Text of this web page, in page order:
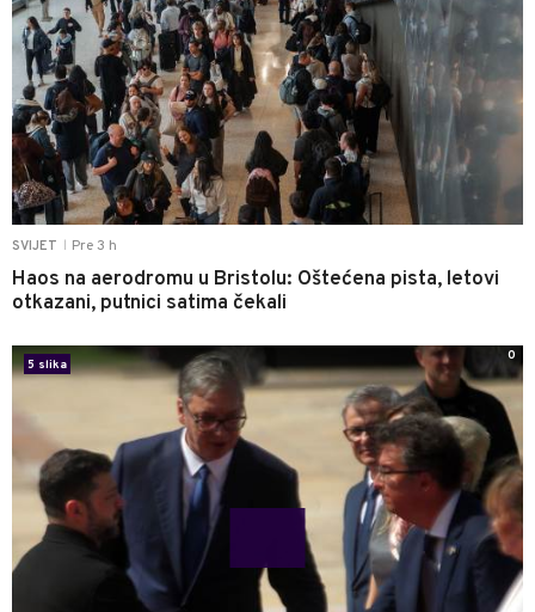
SVIJET Pre 3 h
Haos na aerodromu u Bristolu: Oštećena pista, letovi
otkazani, putnici satima čekali
5 slika
0